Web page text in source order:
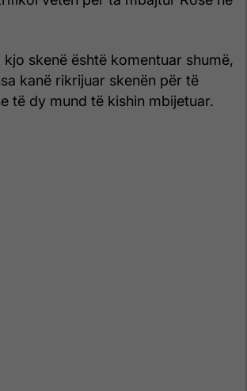
kjo skenë është komentuar shumë,
kanë rikrijuar skenën për të
të dy mund të kishin mbijetuar.